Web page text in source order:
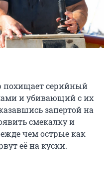
похищает серийный
и убивающий с их
запертой на
смекалку и
чем острые как
её на куски.